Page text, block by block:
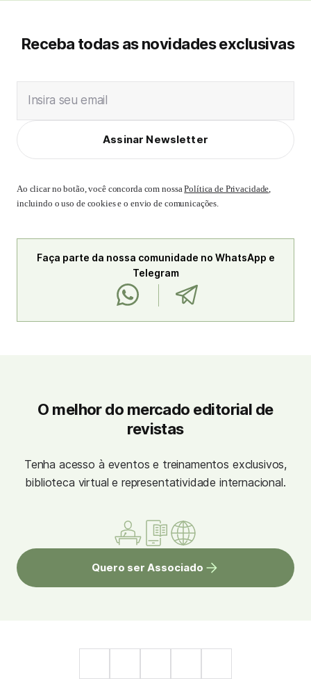
Receba todas as novidades exclusivas
Insira seu email
Assinar Newsletter
Ao clicar no botão, você concorda com nossaPolítica de Privacidade,
incluindo o uso de cookies e o envio de comunicações.
Faça parte da nossa comunidade no WhatsApp e
Telegram
O melhor do mercado editorial de
revistas
Tenha acesso à eventos e treinamentos exclusivos,
biblioteca virtual e representatividade internacional.
Quero ser Associado